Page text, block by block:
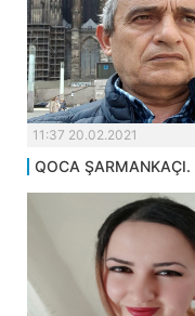
11:37 20.02.2021
QOCA ŞARMANKAÇI.